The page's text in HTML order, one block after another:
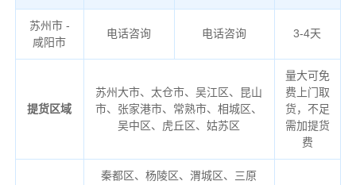
苏州市 -
咸阳市
电话咨询 电话咨询 3-4天
提货区域
苏州大市、太仓市、吴江区、昆山
市、张家港市、常熟市、相城区、
吴中区、虎丘区、姑苏区
量大可免
费上门取
货，不足
需加提货
费
秦都区、杨陵区、渭城区、三原